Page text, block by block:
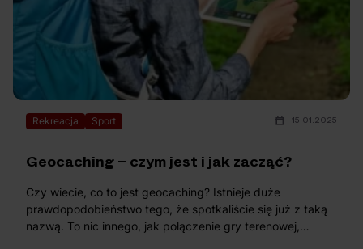
Rekreacja Sport 15.01.2025
Geocaching – czym jest i jak zacząć?
Czy wiecie, co to jest geocaching? Istnieje duże
prawdopodobieństwo tego, że spotkaliście się już z taką
nazwą. To nic innego, jak połączenie gry terenowej,